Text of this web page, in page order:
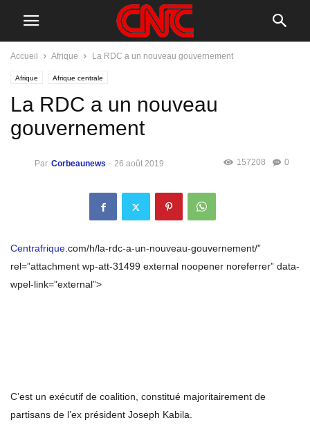
Accueil Afrique La RDC a un nouveau gouvernement
Afrique Afrique centrale
La RDC a un nouveau
gouvernement
Par Corbeaunews - 26 août 2019 0
157208
Centrafrique.com/h/la-rdc-a-un-nouveau-gouvernement/”
rel=”attachment wp-att-31499 external noopener noreferrer” data-
wpel-link=”external”>
C’est un exécutif de coalition, constitué majoritairement de
partisans de l’ex président Joseph Kabila.